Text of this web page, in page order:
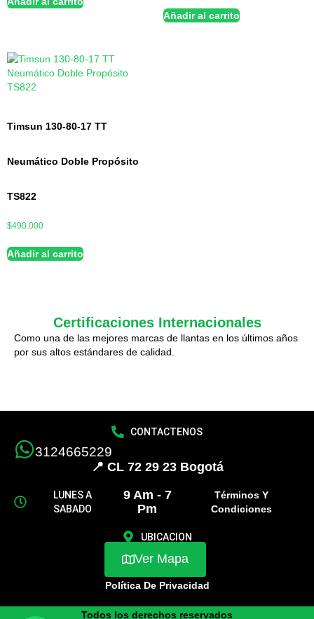
Añadir al carrito
Timsun 130-80-17 TT
Neumático Doble Propósito
TS822
$490.000
Añadir al carrito
Certificaciones Internacionales
Como una de las mejores marcas de llantas en los últimos años
por sus altos estándares de calidad.
CONTACTENOS
3124665229
📍 CL 72 29 23 Bogotá
LUNES A
SABADO
9 Am - 7
Pm
Términos Y
Condiciones
UBICACION
Ver Mapa
Política De Privacidad
Todos los derechos reservados